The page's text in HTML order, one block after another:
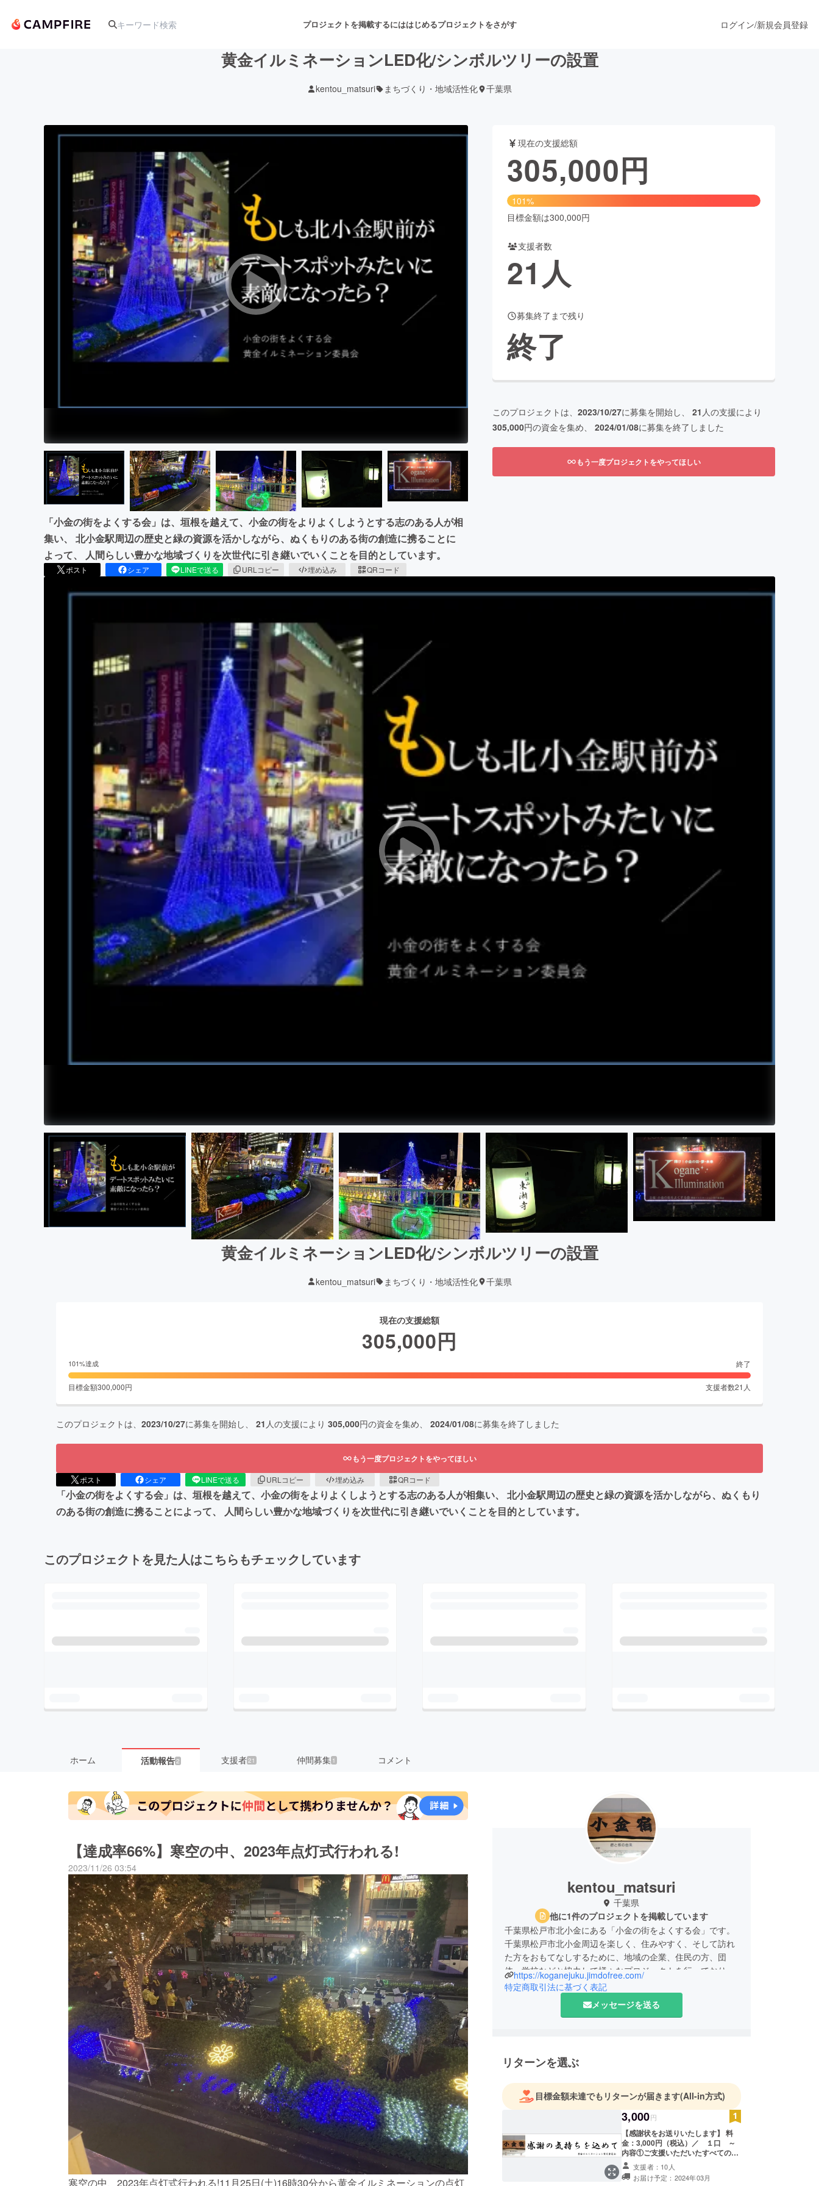
プロジェクトを掲載するにははじめるプロジェクトをさがす
アート・写真 舞台・パフォーマンス
テクノロジー・ガジェット ファッション
映像・映画 書籍・雑誌出版
ビジネス・起業 ビューティー・ヘルスケア
まちづくり・地域活性化
CAMPFIRE for Social Good
CAMPFIREふるさと納税
ログイン/新規会員登録
黄金イルミネーションLED化/シンボルツリーの設置
kentou_matsuri まちづくり・地域活性化 千葉県
「小金の街をよくする会」は、垣根を越えて、小金の街をよりよくしようとする志のある人が相
集い、 北小金駅周辺の歴史と緑の資源を活かしながら、ぬくもりのある街の創造に携ることに
よって、 人間らしい豊かな地域づくりを次世代に引き継いでいくことを目的としています。
ポスト シェア LINEで送る URLコピー 埋め込み QRコード
現在の支援総額
305,000円
101%
目標金額は300,000円
支援者数
21 人
募集終了まで残り
終了
このプロジェクトは、 2023/10/27に募集を開始し、 21 人の支援により
305,000円の資金を集め、 2024/01/08に募集を終了しました
もう一度プロジェクトをやってほしい
黄金イルミネーションLED化/シンボルツリーの設置
kentou_matsuri まちづくり・地域活性化 千葉県
現在の支援総額
305,000円
101%達成 終了
目標金額300,000円 支援者数21 人
このプロジェクトは、 2023/10/27に募集を開始し、 21 人の支援により 305,000円の資金を集め、 2024/01/08に募集を終了しました
もう一度プロジェクトをやってほしい
ポスト シェア LINEで送る URLコピー 埋め込み QRコード
「小金の街をよくする会」は、垣根を越えて、小金の街をよりよくしようとする志のある人が相集い、 北小金駅周辺の歴史と緑の資源を活かしながら、ぬくもり
のある街の創造に携ることによって、 人間らしい豊かな地域づくりを次世代に引き継いでいくことを目的としています。
このプロジェクトを見た人はこちらもチェックしています
ホーム 活動報告 2 支援者 21 仲間募集 1 コメント
【達成率66%】寒空の中、2023年点灯式行われる!
2023/11/26 03:54
寒空の中、2023年点灯式行われる!11月25日(土)16時30分から黄金イルミネーションの点灯
kentou_matsuri
千葉県
他に1件のプロジェクトを掲載しています
千葉県松戸市北小金にある「小金の街をよくする会」です。
千葉県松戸市北小金周辺を楽しく、住みやすく、そして訪れ
た方をおもてなしするために、地域の企業、住民の方、団
体、学校などと協力して様々なプロジェクトを行っておりま
す。その一環として「黄金イルミネーション」を毎年行って
黄金イルミネーションは毎年11月から翌2月ごろまでＪＲ北
https://koganejuku.jimdofree.com/
特定商取引法に基づく表記
メッセージを送る
リターンを選ぶ
目標金額未達でもリターンが届きます(All-in方式)
3,000円
【感謝状をお送りいたします】 料
金：3,000円（税込）／ １口 ～
内容①ご支援いただいたすべての方
に実行委員よりお礼の感謝状（電子
メールによる）が届きます。 内容②
北小金駅前の掲示板に協賛いただい
支援者：10人
お届け予定：2024年03月